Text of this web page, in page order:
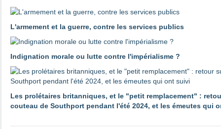
L'armement et la guerre, contre les services publics
Indignation morale ou lutte contre l'impérialisme ?
Les prolétaires britanniques, et le "petit remplacement" :
couteau de Southport pendant l'été 2024, et les émeutes qui